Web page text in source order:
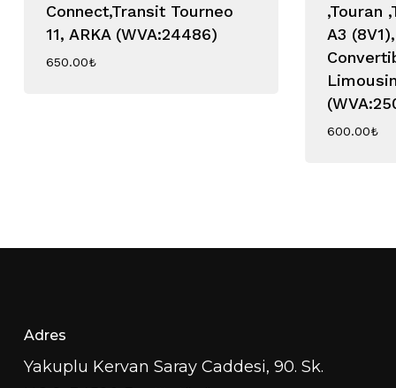
Connect,Transit Tourneo
11, ARKA (WVA:24486)
650.00₺
,Touran
A3
600.00₺
Adres
Yakuplu Kervan Saray Caddesi, 90. Sk.